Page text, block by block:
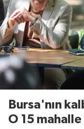
Bursa'nın
O 15 mahalle